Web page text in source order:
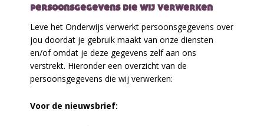
persoonsgegevens die wij verwerken
Leve het Onderwijs verwerkt persoonsgegevens over
jou doordat je gebruik maakt van onze diensten
en/of omdat je deze gegevens zelf aan ons
verstrekt. Hieronder een overzicht van de
persoonsgegevens die wij verwerken:
Voor de nieuwsbrief: